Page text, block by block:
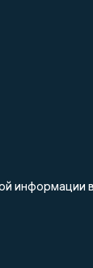
информации